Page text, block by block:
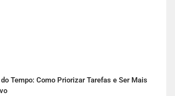
Tempo: Como Priorizar Tarefas e Ser Mais